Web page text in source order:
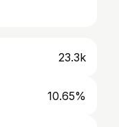
23.3k
10.65%